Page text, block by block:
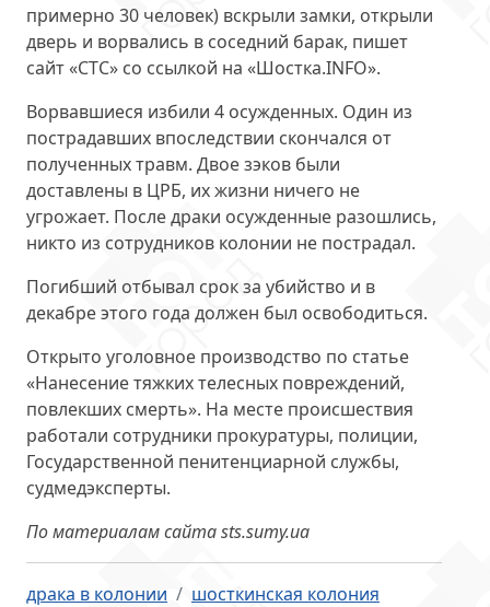
примерно 30 человек) вскрыли замки, открыли
дверь и ворвались в соседний барак, пишет
сайт «СТС» со ссылкой на «Шостка.INFO».
Ворвавшиеся избили 4 осужденных. Один из
пострадавших впоследствии скончался от
полученных травм. Двое зэков были
доставлены в ЦРБ, их жизни ничего не
угрожает. После драки осужденные разошлись,
никто из сотрудников колонии не пострадал.
Погибший отбывал срок за убийство и в
декабре этого года должен был освободиться.
Открыто уголовное производство по статье
«Нанесение тяжких телесных повреждений,
повлекших смерть». На месте происшествия
работали сотрудники прокуратуры, полиции,
Государственной пенитенциарной службы,
судмедэксперты.
По материалам сайта sts.sumy.ua
драка в колонии
шосткинская колония